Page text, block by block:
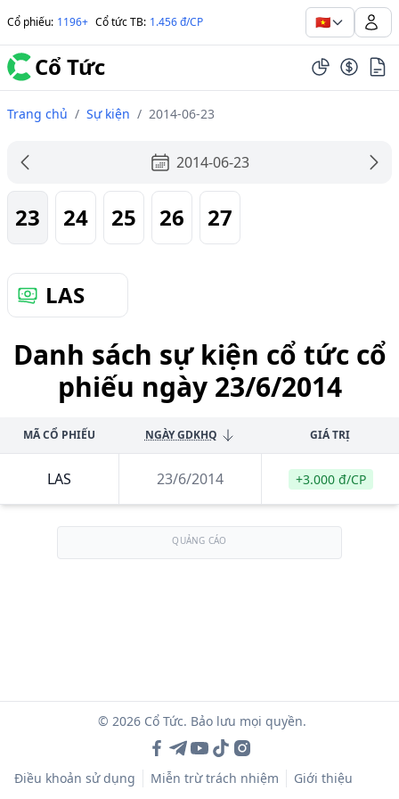
Cổ phiếu: 1196+ Cổ tức TB: 1.456 đ/CP 🇻🇳
Cổ Tức
Trang chủ / Sự kiện / 2014-06-23
2014-06-23
23 24 25 26 27
LAS
Danh sách sự kiện cổ tức cổ
phiếu ngày 23/6/2014
MÃ CỔ PHIẾU NGÀY GDKHQ GIÁ TRỊ
LAS 23/6/2014 +3.000 đ/CP
QUẢNG CÁO
© 2026 Cổ Tức. Bảo lưu mọi quyền.
Điều khoản sử dụng Miễn trừ trách nhiệm Giới thiệu